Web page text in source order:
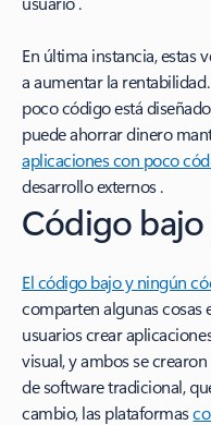
En última instancia, estas
a aumentar la
poco código está
puede ahorrar dinero
aplicaciones con poco
desarrollo externos .
Código
El código bajo y ningún
comparten algunas cosas
usuarios crear
visual, y ambos se
de software tradicional,
cambio, las plataformas